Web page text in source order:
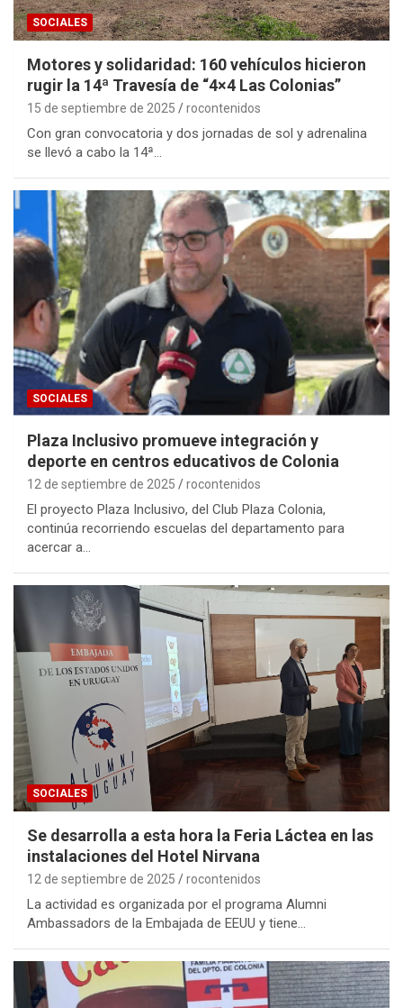
SOCIALES
Motores y solidaridad: 160 vehículos hicieron
rugir la 14ª Travesía de “4×4 Las Colonias”
15 de septiembre de 2025 rocontenidos
Con gran convocatoria y dos jornadas de sol y adrenalina
se llevó a cabo la 14ª…
SOCIALES
Plaza Inclusivo promueve integración y
deporte en centros educativos de Colonia
12 de septiembre de 2025 rocontenidos
El proyecto Plaza Inclusivo, del Club Plaza Colonia,
continúa recorriendo escuelas del departamento para
acercar a…
SOCIALES
Se desarrolla a esta hora la Feria Láctea en las
instalaciones del Hotel Nirvana
12 de septiembre de 2025 rocontenidos
La actividad es organizada por el programa Alumni
Ambassadors de la Embajada de EEUU y tiene…